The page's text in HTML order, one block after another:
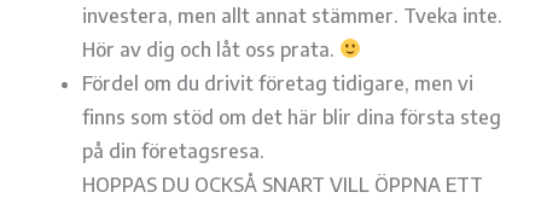
investera, men allt annat stämmer. Tveka inte.
Hör av dig och låt oss prata.
Fördel om du drivit företag tidigare, men vi
finns som stöd om det här blir dina första steg
på din företagsresa.
HOPPAS DU OCKSÅ SNART VILL ÖPPNA ETT